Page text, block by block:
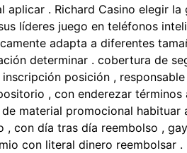
. Richard Casino elegir
líderes juego en teléfonos
adapta a diferentes
determinar . cobertura de
posición ,
, con enderezar
material promocional
con día tras día reembolso ,
con literal dinero reembolsar